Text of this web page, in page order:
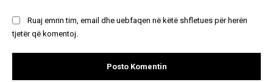
Ruaj emrin tim, email dhe uebfaqen në këtë shfletues për herën
tjetër që komentoj.